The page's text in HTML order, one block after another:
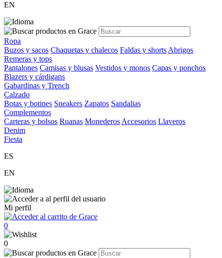
EN
Ropa
Buzos y sacos Chaquetas y chalecos Faldas y shorts Abrigos
Remeras y tops
Pantalones Camisas y blusas Vestidos y monos Capas y ponchos
Blazers y cárdigans
Gabardinas y Trench
Calzado
Botas y botines Sneakers Zapatos Sandalias
Complementos
Carteras y bolsos Ruanas Monederos Accesorios Llaveros
Denim
Fiesta
ES
EN
Mi perfil
0
0